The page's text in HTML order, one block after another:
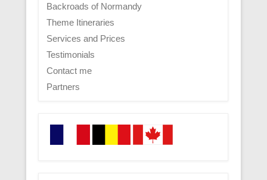
Backroads of Normandy
Theme Itineraries
Services and Prices
Testimonials
Contact me
Partners